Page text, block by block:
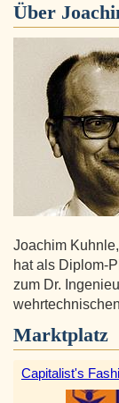
Über
Joachim
hat als Diplom-
zum Dr.
Marktplatz
Capitalist's